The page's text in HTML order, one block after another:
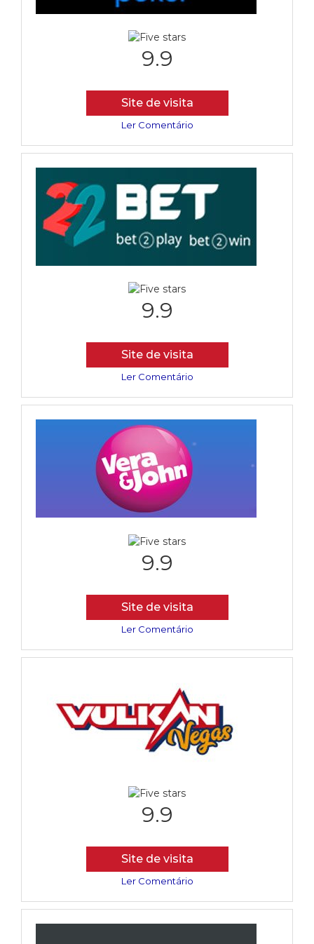
9.9
Site de visita
Ler Comentário
9.9
Site de visita
Ler Comentário
9.9
Site de visita
Ler Comentário
9.9
Site de visita
Ler Comentário